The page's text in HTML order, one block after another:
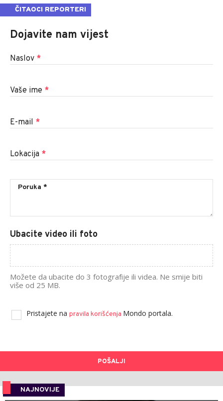
ČITAOCI REPORTERI
Dojavite nam vijest
Naslov *
Vaše ime *
E-mail *
Lokacija *
Ubacite video ili foto
Možete da ubacite do 3 fotografije ili videa. Ne smije biti
više od 25 MB.
Pristajete na pravila korišćenja Mondo portala.
POŠALJI
NAJNOVIJE